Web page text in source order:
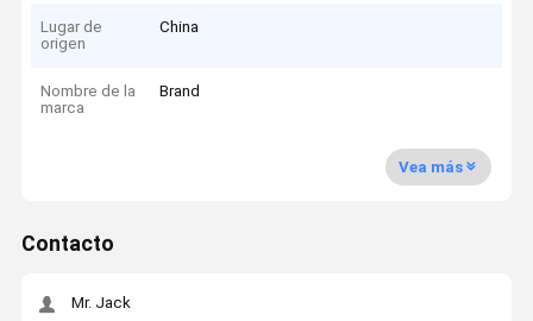
Lugar de
origen
China
Nombre de la
marca
Brand
Vea más
Contacto
Mr. Jack